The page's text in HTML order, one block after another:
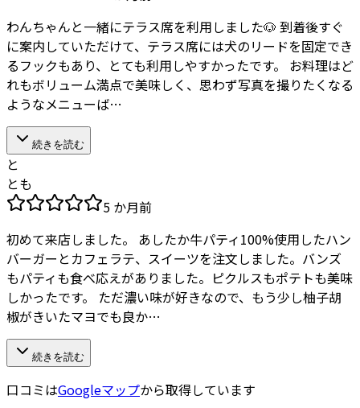
わんちゃんと一緒にテラス席を利用しました🐶 到着後すぐ
に案内していただけて、テラス席には犬のリードを固定でき
るフックもあり、とても利用しやすかったです。 お料理はど
れもボリューム満点で美味しく、思わず写真を撮りたくなる
ようなメニューば…
続きを読む
と
とも
5 か月前
初めて来店しました。 あしたか牛パティ100%使用したハン
バーガーとカフェラテ、スイーツを注文しました。バンズ
もパティも食べ応えがありました。ピクルスもポテトも美味
しかったです。 ただ濃い味が好きなので、もう少し柚子胡
椒がきいたマヨでも良か…
続きを読む
口コミはGoogleマップから取得しています